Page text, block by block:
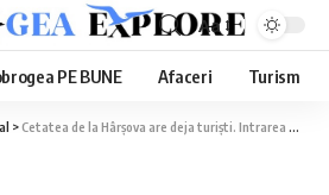
Aa
PE BUNE Afaceri Turism
>Cetatea de la Hârșova are deja turiști. Intrarea e gratuită o lună